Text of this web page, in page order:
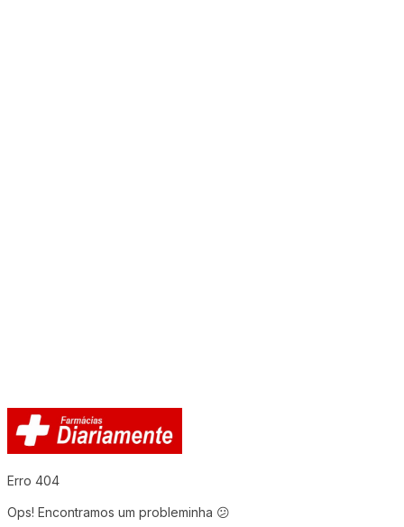
Erro 404
Ops! Encontramos um probleminha 😕